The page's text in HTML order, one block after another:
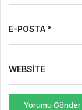
E-POSTA *
WEBSITE
Yorumu Gönder